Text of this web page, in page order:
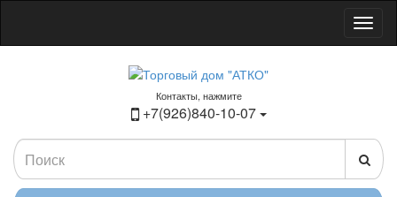
Контакты, нажмите
+7(926)840-10-07